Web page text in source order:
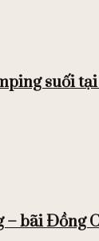
suối
– bãi Đồng